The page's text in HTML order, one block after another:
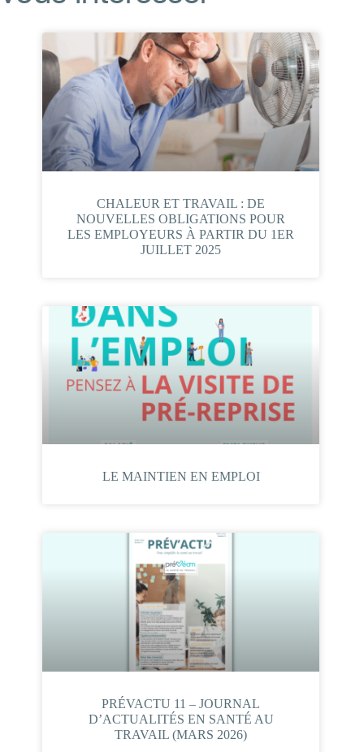
CHALEUR ET TRAVAIL : DE
NOUVELLES OBLIGATIONS POUR
LES EMPLOYEURS À PARTIR DU 1ER
JUILLET 2025
LE MAINTIEN EN EMPLOI
PRÉVACTU 11 – JOURNAL
D’ACTUALITÉS EN SANTÉ AU
TRAVAIL (MARS 2026)